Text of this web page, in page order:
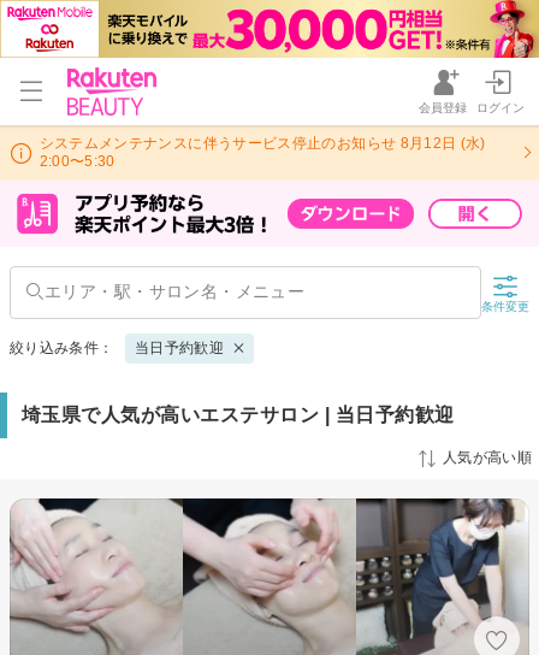
会員登録 ログイン
システムメンテナンスに伴うサービス停止のお知らせ 8月12日 (水)
2:00〜5:30
条件変更
絞り込み条件： 当日予約歓迎
埼玉県で人気が高いエステサロン | 当日予約歓迎
人気が高い順